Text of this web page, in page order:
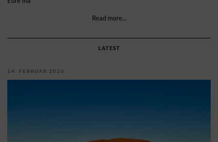
Read more...
LATEST
14. FEBRUAR 2026